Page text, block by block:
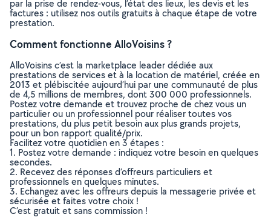
par la prise de rendez-vous, l’état des lieux, les devis et les
factures : utilisez nos outils gratuits à chaque étape de votre
prestation.
Comment fonctionne AlloVoisins ?
AlloVoisins c’est la marketplace leader dédiée aux
prestations de services et à la location de matériel, créée en
2013 et plébiscitée aujourd’hui par une communauté de plus
de 4,5 millions de membres, dont 300 000 professionnels.
Postez votre demande et trouvez proche de chez vous un
particulier ou un professionnel pour réaliser toutes vos
prestations, du plus petit besoin aux plus grands projets,
pour un bon rapport qualité/prix.
Facilitez votre quotidien en 3 étapes :
1. Postez votre demande : indiquez votre besoin en quelques
secondes.
2. Recevez des réponses d’offreurs particuliers et
professionnels en quelques minutes.
3. Echangez avec les offreurs depuis la messagerie privée et
sécurisée et faites votre choix !
C’est gratuit et sans commission !